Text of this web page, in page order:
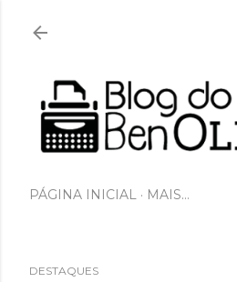
PÁGINA INICIAL MAIS…
DESTAQUES